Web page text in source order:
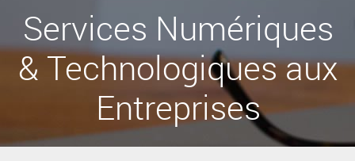
Services Numériques
& Technologiques aux
Entreprises